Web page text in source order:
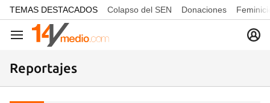
common.go-to-content
TEMAS DESTACADOS Colapso del SEN Donaciones
Navegación
Reportajes